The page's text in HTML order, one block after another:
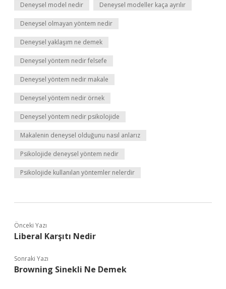
Deneysel model nedir Deneysel modeller kaça ayrılır
Deneysel olmayan yöntem nedir
Deneysel yaklaşım ne demek
Deneysel yöntem nedir felsefe
Deneysel yöntem nedir makale
Deneysel yöntem nedir örnek
Deneysel yöntem nedir psikolojide
Makalenin deneysel olduğunu nasıl anlarız
Psikolojide deneysel yöntem nedir
Psikolojide kullanılan yöntemler nelerdir
Önceki Yazı
Liberal Karşıtı Nedir
Sonraki Yazı
Browning Sinekli Ne Demek